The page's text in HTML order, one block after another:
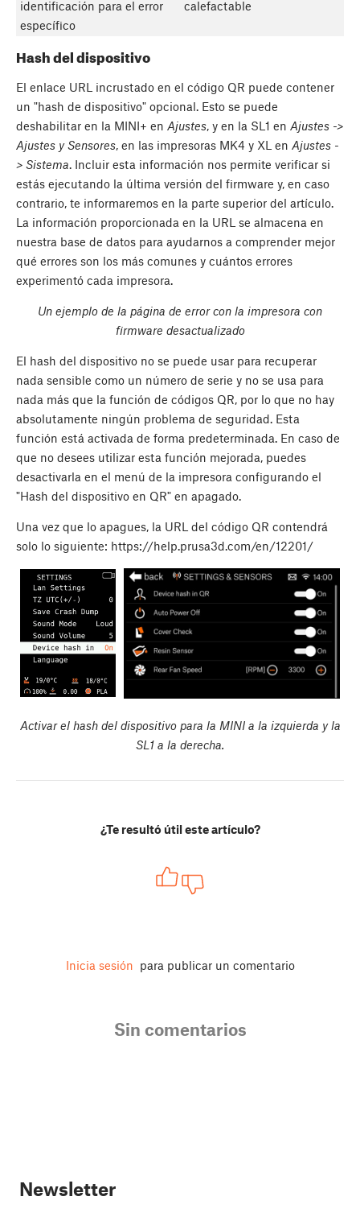
identificación para el error
específico
calefactable
Hash del dispositivo
El enlace URL incrustado en el código QR puede contener
un "hash de dispositivo" opcional. Esto se puede
deshabilitar en la MINI+ en Ajustes, y en la SL1 en Ajustes ->
Ajustes y Sensores, en las impresoras MK4 y XL en Ajustes -
> Sistema. Incluir esta información nos permite verificar si
estás ejecutando la última versión del firmware y, en caso
contrario, te informaremos en la parte superior del artículo.
La información proporcionada en la URL se almacena en
nuestra base de datos para ayudarnos a comprender mejor
qué errores son los más comunes y cuántos errores
experimentó cada impresora.
Un ejemplo de la página de error con la impresora con
firmware desactualizado
El hash del dispositivo no se puede usar para recuperar
nada sensible como un número de serie y no se usa para
nada más que la función de códigos QR, por lo que no hay
absolutamente ningún problema de seguridad. Esta
función está activada de forma predeterminada. En caso de
que no desees utilizar esta función mejorada, puedes
desactivarla en el menú de la impresora configurando el
"Hash del dispositivo en QR" en apagado.
Una vez que lo apagues, la URL del código QR contendrá
solo lo siguiente: https://help.prusa3d.com/en/12201/
Activar el hash del dispositivo para la MINI a la izquierda y la
SL1 a la derecha.
¿Te resultó útil este artículo?
Inicia sesión para publicar un comentario
Sin comentarios
Newsletter